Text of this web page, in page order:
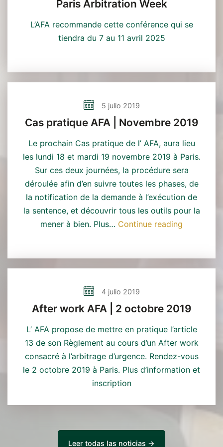
Continuación
Paris Arbitration Week
L’AFA recommande cette conférence qui se
tiendra du 7 au 11 avril 2025
Cas pratique AFA | Novembre 2019
5 julio 2019
Le prochain Cas pratique de l’ AFA, aura lieu
les lundi 18 et mardi 19 novembre 2019 à Paris.
Sur ces deux journées, la procédure sera
déroulée afin d’en suivre toutes les phases, de
la notification de la demande à l’exécution de
la sentence, et découvrir tous les outils pour la
mener à bien. Plus… Continue reading
After work AFA | 2 octobre 2019
4 julio 2019
L’ AFA propose de mettre en pratique l’article
13 de son Règlement au cours d’un After work
consacré à l’arbitrage d’urgence. Rendez-vous
le 2 octobre 2019 à Paris. Plus d’information et
inscription
Leer todas las noticias →